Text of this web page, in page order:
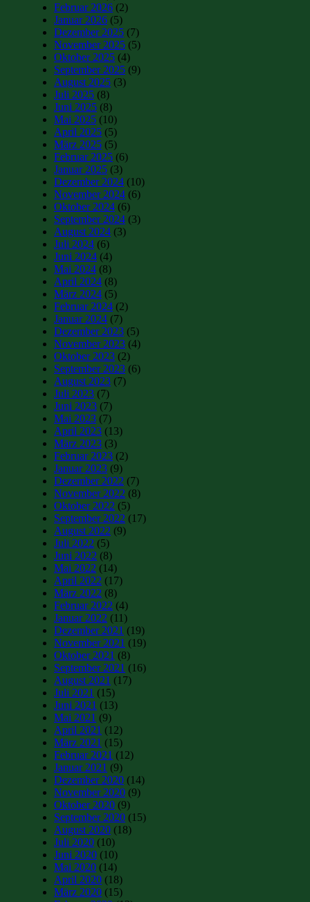
Februar 2026 (2)
Januar 2026 (5)
Dezember 2025 (7)
November 2025 (5)
Oktober 2025 (4)
September 2025 (9)
August 2025 (3)
Juli 2025 (8)
Juni 2025 (8)
Mai 2025 (10)
April 2025 (5)
März 2025 (5)
Februar 2025 (6)
Januar 2025 (3)
Dezember 2024 (10)
November 2024 (6)
Oktober 2024 (6)
September 2024 (3)
August 2024 (3)
Juli 2024 (6)
Juni 2024 (4)
Mai 2024 (8)
April 2024 (8)
März 2024 (5)
Februar 2024 (2)
Januar 2024 (7)
Dezember 2023 (5)
November 2023 (4)
Oktober 2023 (2)
September 2023 (6)
August 2023 (7)
Juli 2023 (7)
Juni 2023 (7)
Mai 2023 (7)
April 2023 (13)
März 2023 (3)
Februar 2023 (2)
Januar 2023 (9)
Dezember 2022 (7)
November 2022 (8)
Oktober 2022 (5)
September 2022 (17)
August 2022 (9)
Juli 2022 (5)
Juni 2022 (8)
Mai 2022 (14)
April 2022 (17)
März 2022 (8)
Februar 2022 (4)
Januar 2022 (11)
Dezember 2021 (19)
November 2021 (19)
Oktober 2021 (8)
September 2021 (16)
August 2021 (17)
Juli 2021 (15)
Juni 2021 (13)
Mai 2021 (9)
April 2021 (12)
März 2021 (15)
Februar 2021 (12)
Januar 2021 (9)
Dezember 2020 (14)
November 2020 (9)
Oktober 2020 (9)
September 2020 (15)
August 2020 (18)
Juli 2020 (10)
Juni 2020 (10)
Mai 2020 (14)
April 2020 (18)
März 2020 (15)